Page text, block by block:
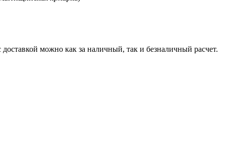
можно как за наличный, так и безналичный расчет.